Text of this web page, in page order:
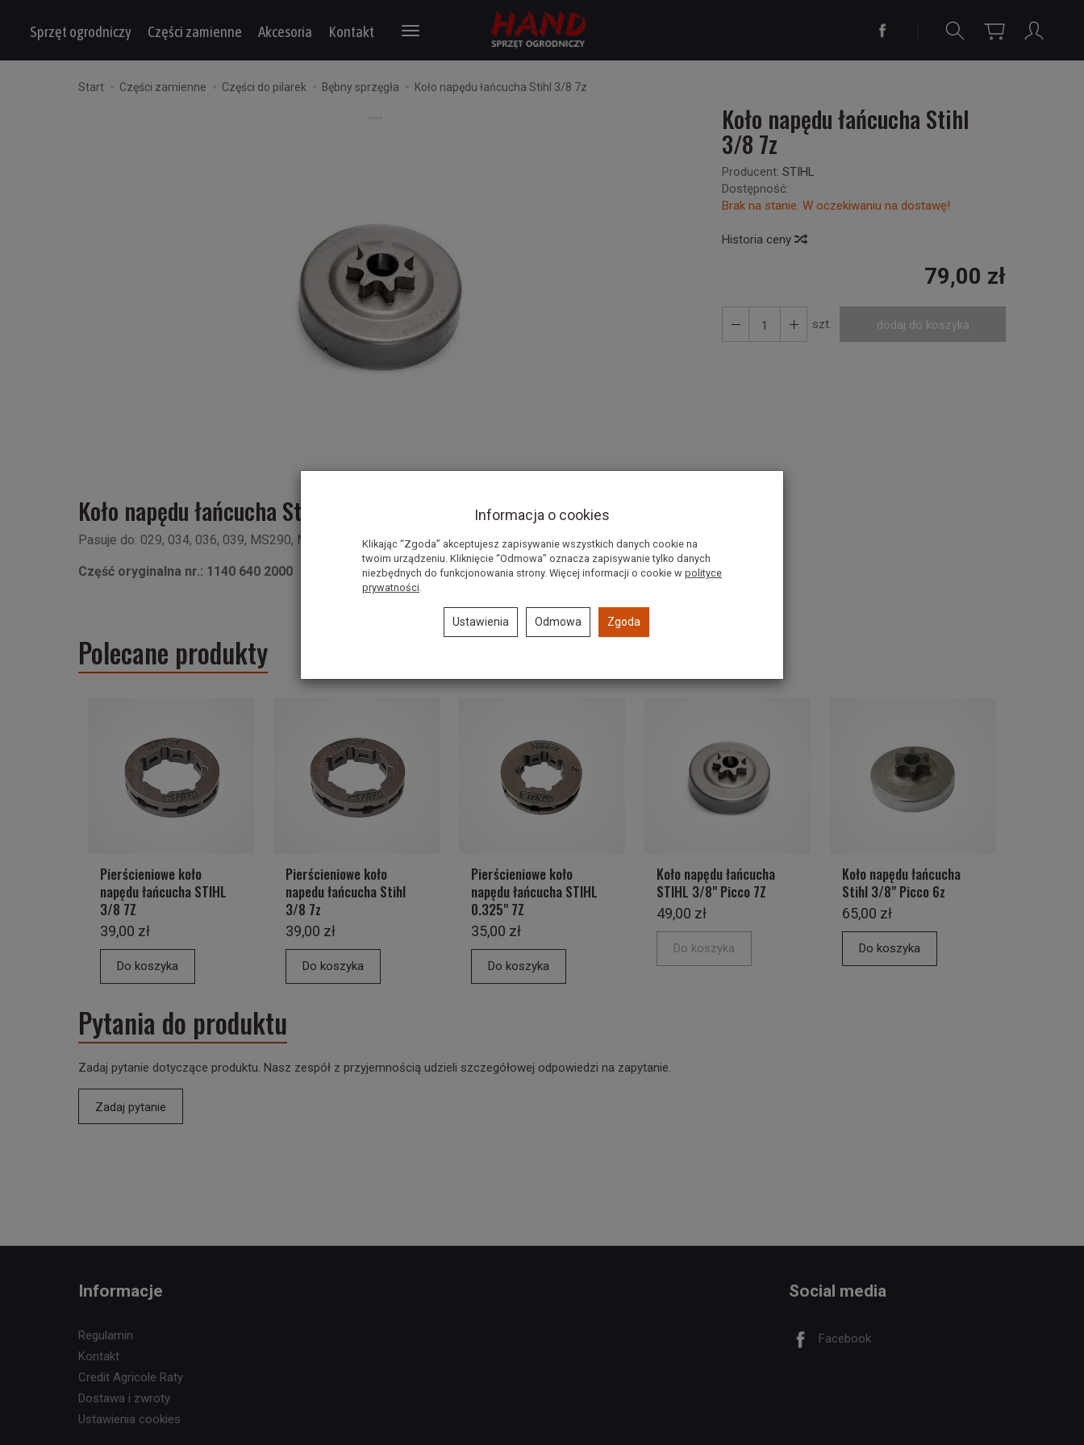
Sprzęt ogrodniczy Części zamienne Akcesoria Kontakt
Start Części zamienne Części do pilarek Bębny sprzęgła Koło napędu łańcucha Stihl 3/8 7z
Koło napędu łańcucha Stihl
3/8 7z
Producent: STIHL
Dostępność:
Brak na stanie. W oczekiwaniu na dostawę!
Historia ceny
79,00 zł
szt. dodaj do koszyka
Koło napędu łańcucha Stihl 3/8 7z
Pasuje do: 029, 034, 036, 039, MS290, MS360, MS361, MS310, MS390
Część oryginalna nr.: 1140 640 2000
Polecane produkty
Pierścieniowe koło
napędu łańcucha STIHL
3/8 7Z
39,00 zł
Do koszyka
Pierścieniowe koło
napedu łańcucha Stihl
3/8 7z
39,00 zł
Do koszyka
Pierścieniowe koło
napędu łańcucha STIHL
0.325" 7Z
35,00 zł
Do koszyka
Koło napędu łańcucha
STIHL 3/8" Picco 7Z
49,00 zł
Do koszyka
Koło napędu łańcucha
Stihl 3/8" Picco 6z
65,00 zł
Do koszyka
Pytania do produktu
Zadaj pytanie dotyczące produktu. Nasz zespół z przyjemnością udzieli szczegółowej odpowiedzi na zapytanie.
Zadaj pytanie
Informacje
Regulamin
Kontakt
Credit Agricole Raty
Dostawa i zwroty
Ustawienia cookies
Social media
Facebook
Informacja o cookies
Klikając “Zgoda” akceptujesz zapisywanie wszystkich danych cookie na
twoim urządzeniu. Kliknięcie “Odmowa” oznacza zapisywanie tylko danych
niezbędnych do funkcjonowania strony. Więcej informacji o cookie w polityce
prywatności.
Ustawienia Odmowa Zgoda